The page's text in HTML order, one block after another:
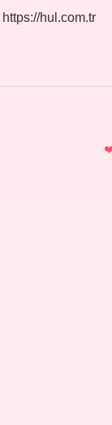
https://hul.com.tr